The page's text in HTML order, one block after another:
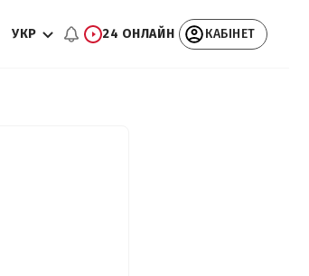
УКР 24 ОНЛАЙН КАБІНЕТ